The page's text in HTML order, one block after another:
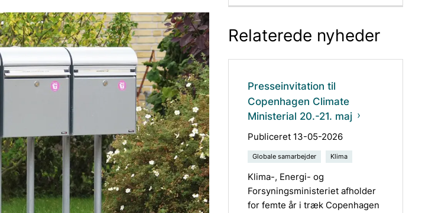
Relaterede nyheder
Presseinvitation til
Copenhagen Climate
Ministerial 20.-21. maj
Publiceret 13-05-2026
Globale samarbejder Klima
Klima-, Energi- og
Forsyningsministeriet afholder
for femte år i træk Copenhagen